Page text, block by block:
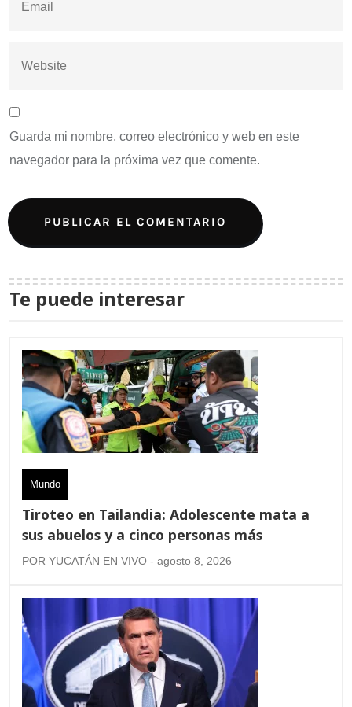
Guarda mi nombre, correo electrónico y web en este
navegador para la próxima vez que comente.
Te puede interesar
Mundo
Tiroteo en Tailandia: Adolescente mata a
sus abuelos y a cinco personas más
POR YUCATÁN EN VIVO - agosto 8, 2026